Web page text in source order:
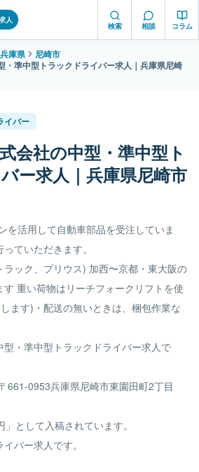
人
検索 相談 コラム
兵庫県
尼崎市
・準中型トラックドライバー求人｜兵庫県尼崎
イバー
会社の中型・準中型ト
ー求人｜兵庫県尼崎市
を活用して自動車部品を受注していま
ていただきます。
ック、プリウス) 加西〜京都・東大阪の
重い荷物はリーチフォークリフトを使
ます)・配送の無いときは、梱包作業な
型・準中型トラックドライバー求人で
661-0953兵庫県尼崎市東園田町2丁目
として入稿されています。
バー求人です。